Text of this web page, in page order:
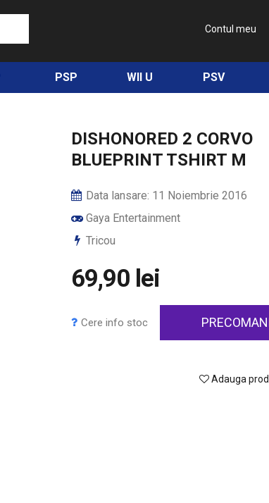
Contul meu
PSP WII U PSV
DISHONORED 2 CORVO
BLUEPRINT TSHIRT M
Data lansare: 11 Noiembrie 2016
Gaya Entertainment
Tricou
69,90 lei
Cere info stoc
Adauga